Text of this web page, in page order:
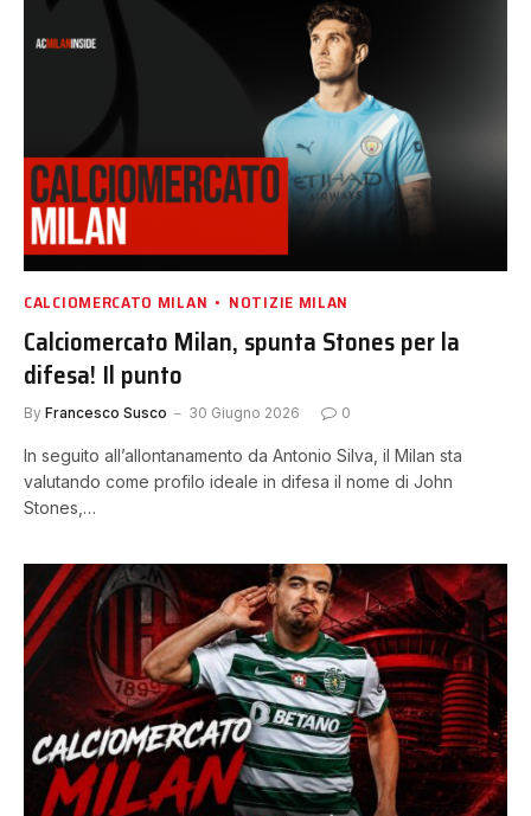
CALCIOMERCATO MILAN NOTIZIE MILAN
Calciomercato Milan, spunta Stones per la
difesa! Il punto
By Francesco Susco 30 Giugno 2026 0
In seguito all’allontanamento da Antonio Silva, il Milan sta
valutando come profilo ideale in difesa il nome di John
Stones,…